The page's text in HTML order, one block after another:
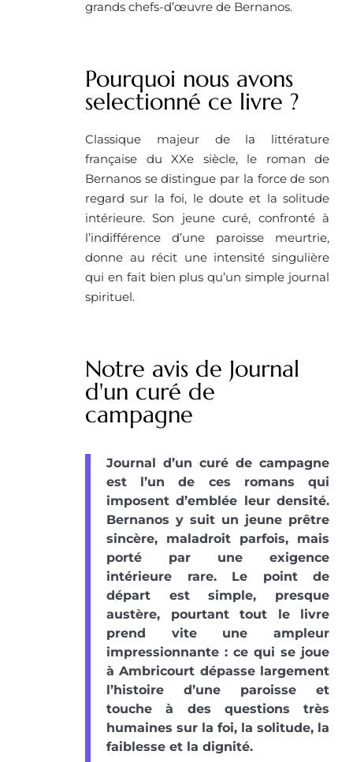
grands chefs-d’œuvre de Bernanos.
Pourquoi nous avons
selectionné ce livre ? ​
Classique majeur de la littérature
française du XXe siècle, le roman de
Bernanos se distingue par la force de son
regard sur la foi, le doute et la solitude
intérieure. Son jeune curé, confronté à
l’indifférence d’une paroisse meurtrie,
donne au récit une intensité singulière
qui en fait bien plus qu’un simple journal
spirituel.
Notre avis de Journal
d'un curé de
campagne
Journal d’un curé de campagne
est l’un de ces romans qui
imposent d’emblée leur densité.
Bernanos y suit un jeune prêtre
sincère, maladroit parfois, mais
porté par une exigence
intérieure rare. Le point de
départ est simple, presque
austère, pourtant tout le livre
prend vite une ampleur
impressionnante : ce qui se joue
à Ambricourt dépasse largement
l’histoire d’une paroisse et
touche à des questions très
humaines sur la foi, la solitude, la
faiblesse et la dignité.